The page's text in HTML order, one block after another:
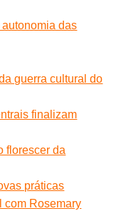
das
guerra cultural do
finalizam
florescer da
práticas
com Rosemary